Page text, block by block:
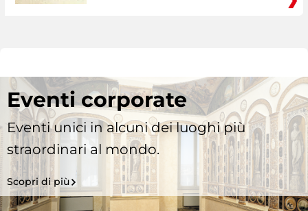
Eventi corporate
Eventi unici in alcuni dei luoghi più
straordinari al mondo.
Scopri di più